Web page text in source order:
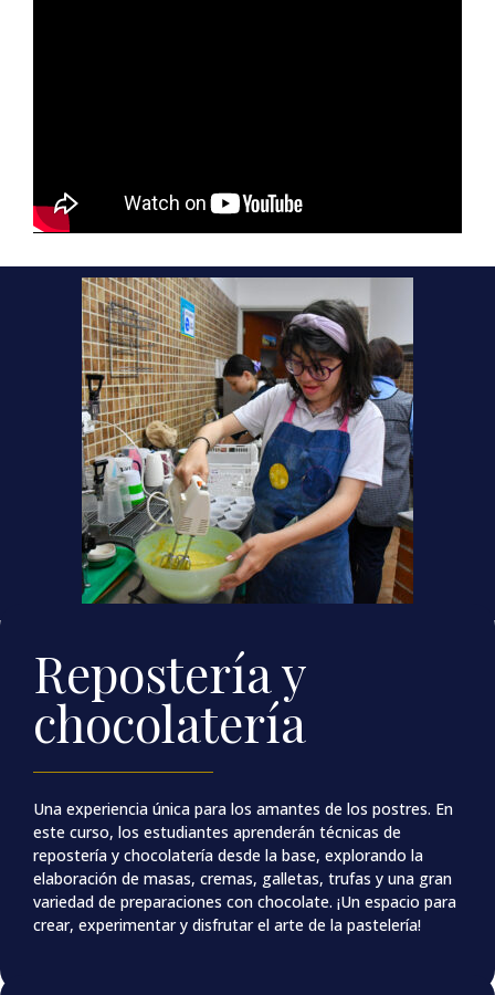
Repostería y
chocolatería
Una experiencia única para los amantes de los postres. En
este curso, los estudiantes aprenderán técnicas de
repostería y chocolatería desde la base, explorando la
elaboración de masas, cremas, galletas, trufas y una gran
variedad de preparaciones con chocolate. ¡Un espacio para
crear, experimentar y disfrutar el arte de la pastelería!